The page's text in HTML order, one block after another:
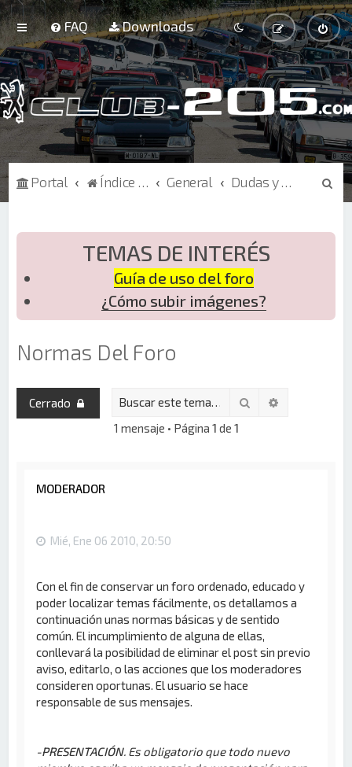
FAQ Downloads
Portal Índice de Foros General Dudas y sugerencias sobre la web
B
TEMAS DE INTERÉS
Guía de uso del foro
¿Cómo subir imágenes?
Normas Del Foro
Cerrado Buscar
1 mensaje • Página 1 de 1
MODERADOR
Mié, Ene 06 2010, 20:50
Con el fin de conservar un foro ordenado, educado y
poder localizar temas fácilmente, os detallamos a
continuación unas normas básicas y de sentido
común. El incumplimiento de alguna de ellas,
conllevará la posibilidad de eliminar el post sin previo
aviso, editarlo, o las acciones que los moderadores
consideren oportunas. El usuario se hace
responsable de sus mensajes.
-PRESENTACIÓN. Es obligatorio que todo nuevo